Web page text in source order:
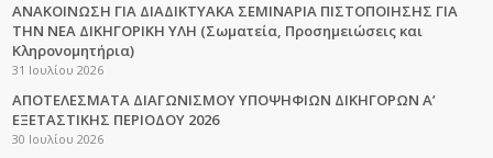
ΑΝΑΚΟΙΝΩΣΗ ΓΙΑ ΔΙΑΔΙΚΤΥΑΚΑ ΣΕΜΙΝΑΡΙΑ ΠΙΣΤΟΠΟΙΗΣΗΣ ΓΙΑ
ΤΗΝ ΝΕΑ ΔΙΚΗΓΟΡΙΚΗ ΥΛΗ (Σωματεία, Προσημειώσεις και
Κληρονομητήρια)
31 Ιουλίου 2026
ΑΠΟΤΕΛΕΣΜΑΤΑ ΔΙΑΓΩΝΙΣΜΟΥ ΥΠΟΨΗΦΙΩΝ ΔΙΚΗΓΟΡΩΝ Α’
ΕΞΕΤΑΣΤΙΚΗΣ ΠΕΡΙΟΔΟΥ 2026
30 Ιουλίου 2026